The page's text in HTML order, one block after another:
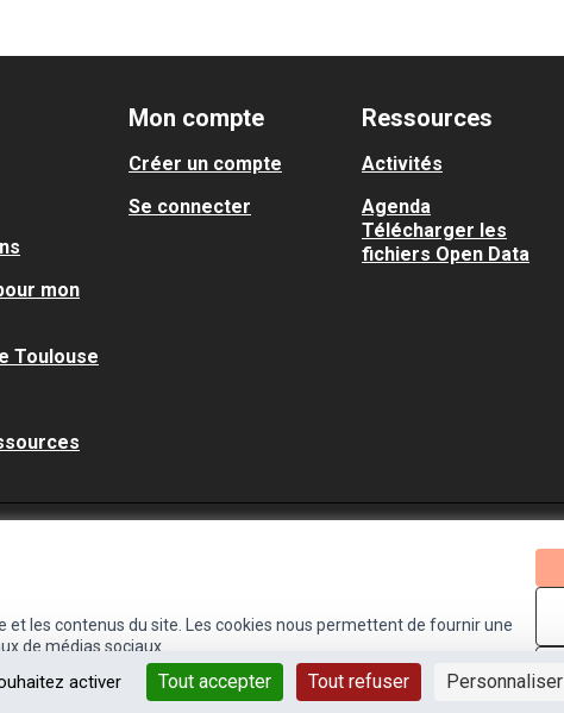
activer Tout accepter Tout refuser Personnaliser
les contenus du site. Les cookies nous permettent de fournir une
de médias sociaux.
mon
Toulouse
Mon compte
Créer un compte
Se connecter
Ressources
Activités
Agenda
Télécharger les
fichiers Open Data